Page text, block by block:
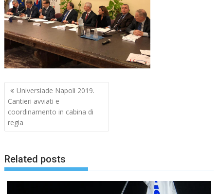
Navigazione
articoli
Universiade Napoli 2019.
Cantieri avviati e
coordinamento in cabina di
regia
Related posts